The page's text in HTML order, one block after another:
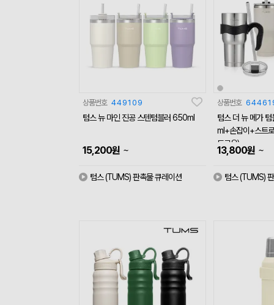
상품번호 449109
텀스 뉴 마인 진공 스텐텀블러 650ml
15,200원 ~
텀스 (TUMS) 판촉물 큐레이션
상품번호
텀스 더 뉴 메가
ml+손잡이+스트
트로우)
13,800원 ~
텀스 (TUMS)